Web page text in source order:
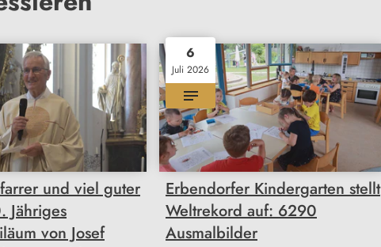
und viel guter
Jähriges
von Josef
6
Juli 2026
Erbendorfer Kindergarten stellt
Weltrekord auf: 6290
Ausmalbilder